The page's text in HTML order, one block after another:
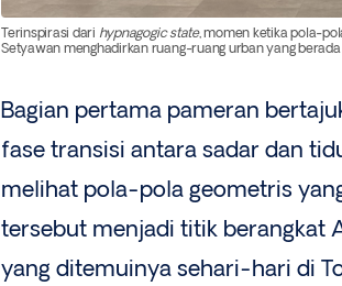
Terinspirasi dari hypnagogic state, momen ketika pola-
Setyawan menghadirkan ruang-ruang urban yang
Bagian pertama pameran
fase transisi antara sadar dan
melihat pola-pola geometris
tersebut menjadi titik berangkat
yang ditemuinya sehari-hari di